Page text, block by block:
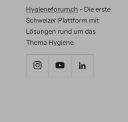
Hygieneforum.ch - Die erste
Schweizer Plattform mit
Lösungen rund um das
Thema Hygiene.